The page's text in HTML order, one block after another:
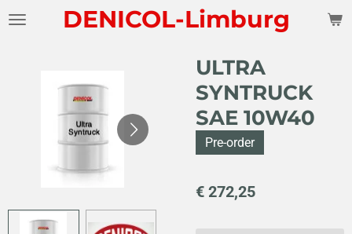
Ga
hoofdinhoud
DENICOL-Limburg
ULTRA
SYNTRUCK
SAE 10W40
Pre-order
€ 272,25